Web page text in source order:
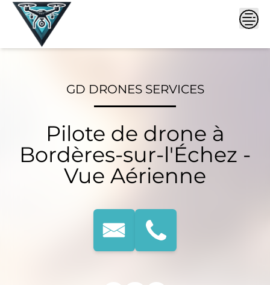
Skip
GD DRONES SERVICES
Pilote de drone à
Bordères-sur-l'Échez -
Vue Aérienne